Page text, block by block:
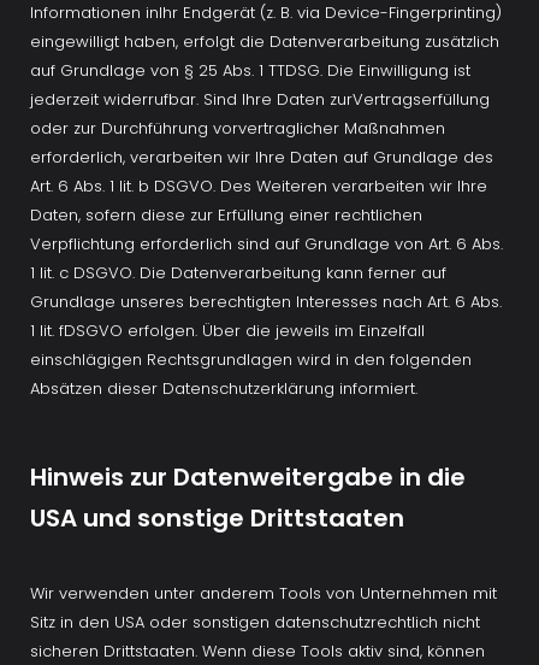
Informationen inIhr Endgerät (z. B. via Device-Fingerprinting)
eingewilligt haben, erfolgt die Datenverarbeitung zusätzlich
auf Grundlage von § 25 Abs. 1 TTDSG. Die Einwilligung ist
jederzeit widerrufbar. Sind Ihre Daten zurVertragserfüllung
oder zur Durchführung vorvertraglicher Maßnahmen
erforderlich, verarbeiten wir Ihre Daten auf Grundlage des
Art. 6 Abs. 1 lit. b DSGVO. Des Weiteren verarbeiten wir Ihre
Daten, sofern diese zur Erfüllung einer rechtlichen
Verpflichtung erforderlich sind auf Grundlage von Art. 6 Abs.
1 lit. c DSGVO. Die Datenverarbeitung kann ferner auf
Grundlage unseres berechtigten Interesses nach Art. 6 Abs.
1 lit. fDSGVO erfolgen. Über die jeweils im Einzelfall
einschlägigen Rechtsgrundlagen wird in den folgenden
Absätzen dieser Datenschutzerklärung informiert.
Hinweis zur Datenweitergabe in die
USA und sonstige Drittstaaten
Wir verwenden unter anderem Tools von Unternehmen mit
Sitz in den USA oder sonstigen datenschutzrechtlich nicht
sicheren Drittstaaten. Wenn diese Tools aktiv sind, können